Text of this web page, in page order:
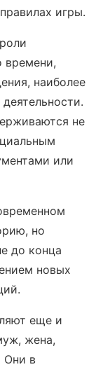
игры.
времени,
наиболее
не
или
но
до конца
новых
еще и
жена,
Они в